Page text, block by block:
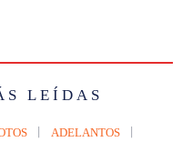
LEÍDAS
ADELANTOS